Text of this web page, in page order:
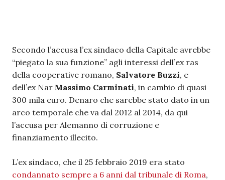
Secondo l’accusa l’ex sindaco della Capitale avrebbe
“piegato la sua funzione” agli interessi dell’ex ras
della cooperative romano, Salvatore Buzzi, e
dell’ex Nar Massimo Carminati, in cambio di quasi
300 mila euro. Denaro che sarebbe stato dato in un
arco temporale che va dal 2012 al 2014, da qui
l’accusa per Alemanno di corruzione e
finanziamento illecito.
L’ex sindaco, che il 25 febbraio 2019 era stato
condannato sempre a 6 anni dal tribunale di Roma,